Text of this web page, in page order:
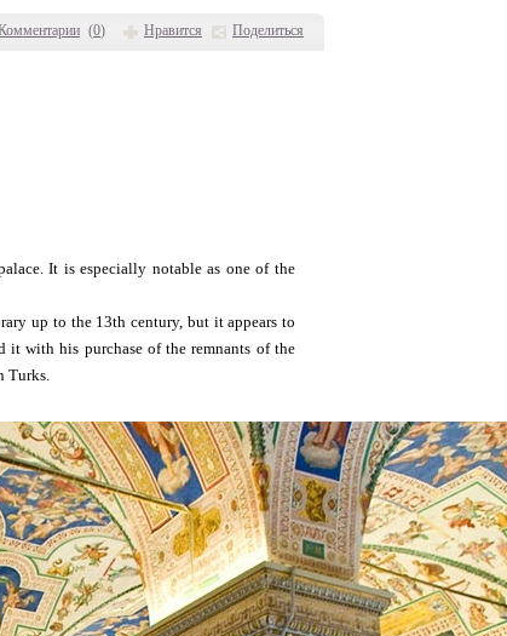
(0) Нравится Поделиться
It is especially notable as one of the
up to the 13th century, but it appears to
it with his purchase of the remnants of the
Turks.